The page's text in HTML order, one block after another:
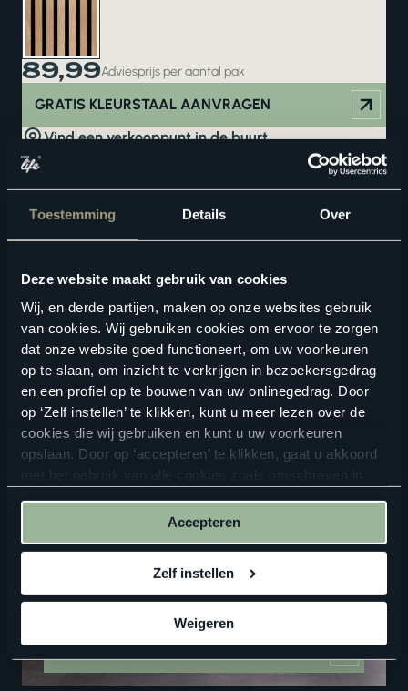
Toestemming Details Over
Deze website maakt gebruik van cookies
Wij, en derde partijen, maken op onze websites gebruik
van cookies. Wij gebruiken cookies om ervoor te zorgen
dat onze website goed functioneert, om uw voorkeuren
op te slaan, om inzicht te verkrijgen in bezoekersgedrag
en een profiel op te bouwen van uw onlinegedrag. Door
op ‘Zelf instellen’ te klikken, kunt u meer lezen over de
cookies die wij gebruiken en kunt u uw voorkeuren
opslaan. Door op ‘accepteren’ te klikken, gaat u akkoord
Accepteren
Zelf instellen
Weigeren
89,99Adviesprijs per aantal pak
GRATIS KLEURSTAAL AANVRAGEN
Vind een verkooppunt in de buurt
Advies nodig? Plan nu jouw
. Liever zelf
Floorlife
ZOEKEN
Bekijk in je eigen ruimte
Vind een verkooppunt in de buurt
ZOEKEN